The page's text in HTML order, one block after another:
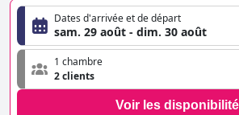
Dates d'arrivée et de départ
sam. 29 août - dim. 30 août
1 chambre
2 clients
Voir les